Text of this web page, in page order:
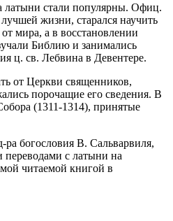
латыни стали популярны. Офиц.
жизни, старался научить
мира, а в восстановлении
Библию и занимались
ц. св. Лебвина в Девентере.
от Церкви священников,
порочащие его сведения. В
(1311-1314), принятые
ра богословия В. Сальварвиля,
переводами с латыни на
читаемой книгой в